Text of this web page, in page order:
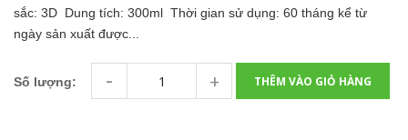
sắc: 3D Dung tích: 300ml Thời gian sử dụng: 60 tháng kể từ
ngày sản xuất được...
Số lượng: - + THÊM VÀO GIỎ HÀNG